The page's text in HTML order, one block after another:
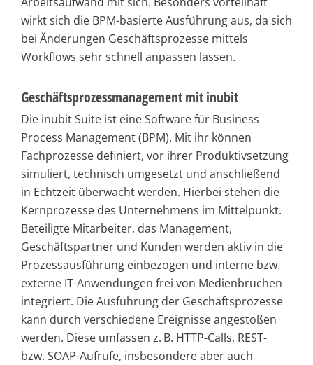
wirkt sich die BPM-basierte Ausführung aus, da sich
bei Änderungen Geschäftsprozesse mittels
Workflows sehr schnell anpassen lassen.
Geschäftsprozessmanagement mit inubit
Die inubit Suite ist eine Software für Business
Process Management (BPM). Mit ihr können
Fachprozesse definiert, vor ihrer Produktivsetzung
simuliert, technisch umgesetzt und anschließend
in Echtzeit überwacht werden. Hierbei stehen die
Kernprozesse des Unternehmens im Mittelpunkt.
Beteiligte Mitarbeiter, das Management,
Geschäftspartner und Kunden werden aktiv in die
Prozessausführung einbezogen und interne bzw.
externe IT-Anwendungen frei von Medienbrüchen
integriert. Die Ausführung der Geschäftsprozesse
kann durch verschiedene Ereignisse angestoßen
werden. Diese umfassen z. B. HTTP-Calls, REST-
bzw. SOAP-Aufrufe, insbesondere aber auch